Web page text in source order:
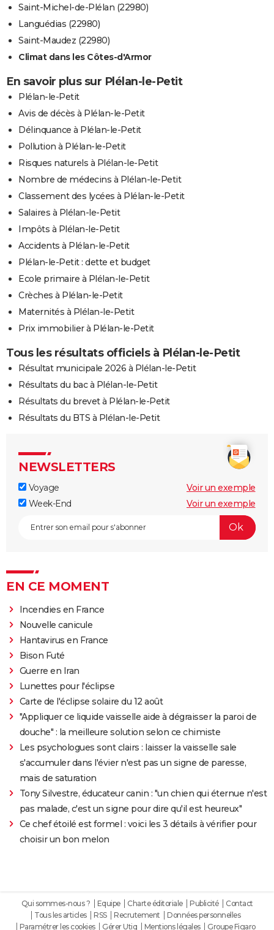
Saint-Michel-de-Plélan (22980)
Languédias (22980)
Saint-Maudez (22980)
Climat dans les Côtes-d'Armor
En savoir plus sur Plélan-le-Petit
Plélan-le-Petit
Avis de décès à Plélan-le-Petit
Délinquance à Plélan-le-Petit
Pollution à Plélan-le-Petit
Risques naturels à Plélan-le-Petit
Nombre de médecins à Plélan-le-Petit
Classement des lycées à Plélan-le-Petit
Salaires à Plélan-le-Petit
Impôts à Plélan-le-Petit
Accidents à Plélan-le-Petit
Plélan-le-Petit : dette et budget
Ecole primaire à Plélan-le-Petit
Crèches à Plélan-le-Petit
Maternités à Plélan-le-Petit
Prix immobilier à Plélan-le-Petit
Tous les résultats officiels à Plélan-le-Petit
Résultat municipale 2026 à Plélan-le-Petit
Résultats du bac à Plélan-le-Petit
Résultats du brevet à Plélan-le-Petit
Résultats du BTS à Plélan-le-Petit
NEWSLETTERS
Voyage
Voir un exemple
Week-End
Voir un exemple
EN CE MOMENT
Incendies en France
Nouvelle canicule
Hantavirus en France
Bison Futé
Guerre en Iran
Lunettes pour l'éclipse
Carte de l'éclipse solaire du 12 août
"Appliquer ce liquide vaisselle aide à dégraisser la paroi de
douche" : la meilleure solution selon ce chimiste
Les psychologues sont clairs : laisser la vaisselle sale
s'accumuler dans l'évier n'est pas un signe de paresse,
mais de saturation
Tony Silvestre, éducateur canin : "un chien qui éternue n'est
pas malade, c'est un signe pour dire qu'il est heureux"
Ce chef étoilé est formel : voici les 3 détails à vérifier pour
choisir un bon melon
Qui sommes-nous ? Equipe Charte éditoriale Publicité
Contact
Tous les articles
RSS Recrutement
Données personnelles
Paramétrer les cookies
Gérer Utiq Mentions légales Groupe Figaro